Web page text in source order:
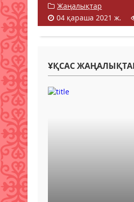
Жаңалықтар
04 қараша 2021 ж.
ҰҚСАС